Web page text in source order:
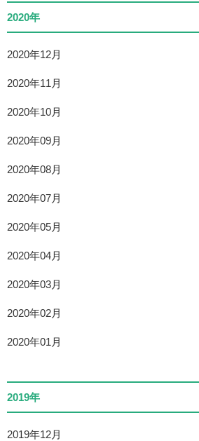
2020年
2020年12月
2020年11月
2020年10月
2020年09月
2020年08月
2020年07月
2020年05月
2020年04月
2020年03月
2020年02月
2020年01月
2019年
2019年12月